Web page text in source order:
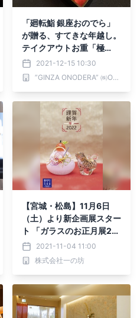
「廻転鮨 銀座おのでら」
が贈る、すてきな年越し。
テイクアウトお重「極
鮨」、好評予約受け付け
中！
2021-12-15 10:30
”GINZA ONODERA” ㈱ONODERA フードサービス／ ONODERA GROUP
【宮城・松島】11月6日
（土）より新企画展スター
ト 「ガラスのお正月展20
22」2021-11-04 11:00
株式会社一の坊